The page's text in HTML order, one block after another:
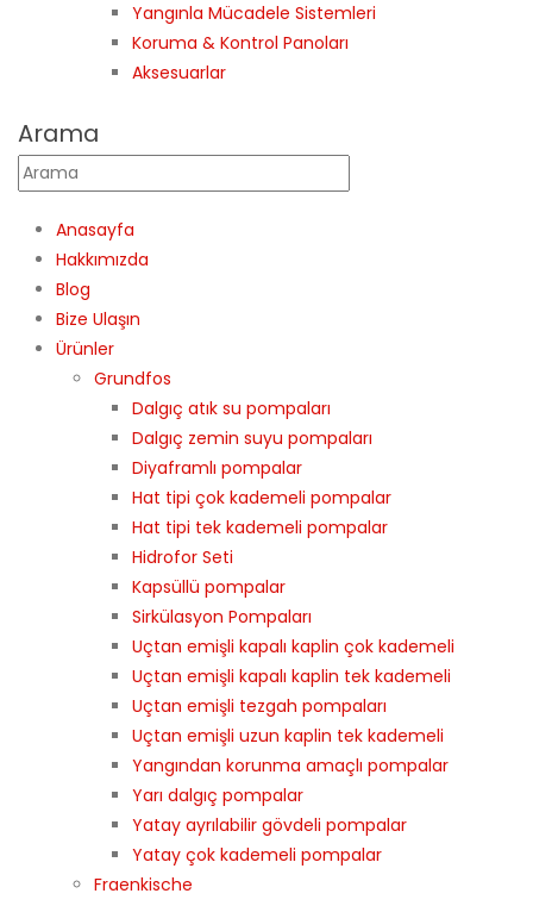
Yangınla Mücadele Sistemleri
Koruma & Kontrol Panoları
Aksesuarlar
Arama
Anasayfa
Hakkımızda
Blog
Bize Ulaşın
Ürünler
Grundfos
Dalgıç atık su pompaları
Dalgıç zemin suyu pompaları
Diyaframlı pompalar
Hat tipi çok kademeli pompalar
Hat tipi tek kademeli pompalar
Hidrofor Seti
Kapsüllü pompalar
Sirkülasyon Pompaları
Uçtan emişli kapalı kaplin çok kademeli
Uçtan emişli kapalı kaplin tek kademeli
Uçtan emişli tezgah pompaları
Uçtan emişli uzun kaplin tek kademeli
Yangından korunma amaçlı pompalar
Yarı dalgıç pompalar
Yatay ayrılabilir gövdeli pompalar
Yatay çok kademeli pompalar
Fraenkische